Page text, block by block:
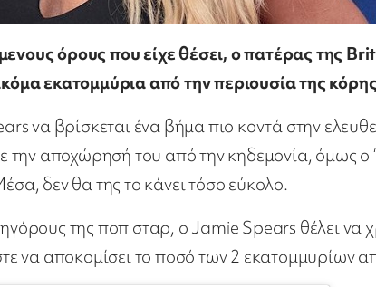
όρους που είχε θέσει, ο πατέρας της
εκατομμύρια από την περιουσία της
να βρίσκεται ένα βήμα πιο κοντά στην
την αποχώρησή του από την κηδεμονία, όμως ο
δεν θα της το κάνει τόσο εύκολο.
της ποπ σταρ, ο Jamie Spears θέλει να
να αποκομίσει το ποσό των 2 εκατομμυρίων